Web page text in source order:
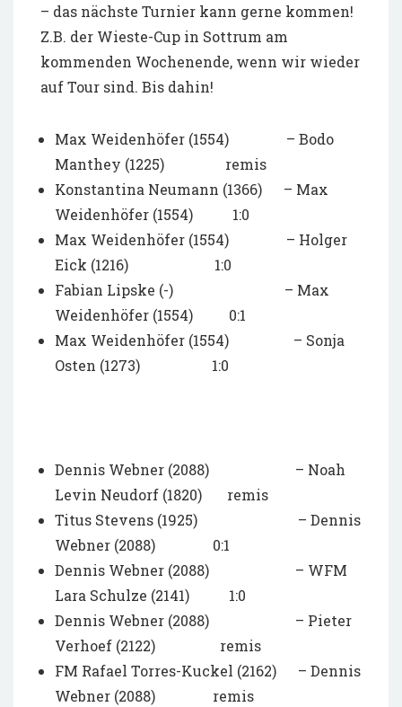
– das nächste Turnier kann gerne kommen!
Z.B. der Wieste-Cup in Sottrum am
kommenden Wochenende, wenn wir wieder
auf Tour sind. Bis dahin!
Max Weidenhöfer (1554) – Bodo
Manthey (1225) remis
Konstantina Neumann (1366) – Max
Weidenhöfer (1554) 1:0
Max Weidenhöfer (1554) – Holger
Eick (1216) 1:0
Fabian Lipske (-) – Max
Weidenhöfer (1554) 0:1
Max Weidenhöfer (1554) – Sonja
Osten (1273) 1:0
Dennis Webner (2088) – Noah
Levin Neudorf (1820) remis
Titus Stevens (1925) – Dennis
Webner (2088) 0:1
Dennis Webner (2088) – WFM
Lara Schulze (2141) 1:0
Dennis Webner (2088) – Pieter
Verhoef (2122) remis
FM Rafael Torres-Kuckel (2162) – Dennis
Webner (2088) remis